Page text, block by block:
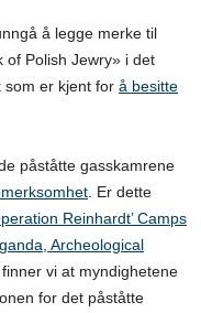
å legge merke til
of Polish Jewry» i det
som er kjent for å besitte
påståtte gasskamrene
. Er dette
Reinhardt’ Camps
Archeological
vi at myndighetene
for det påståtte